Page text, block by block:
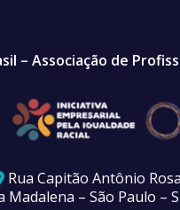
– Associação de
Rua Capitão Antônio
Madalena – São Paulo –